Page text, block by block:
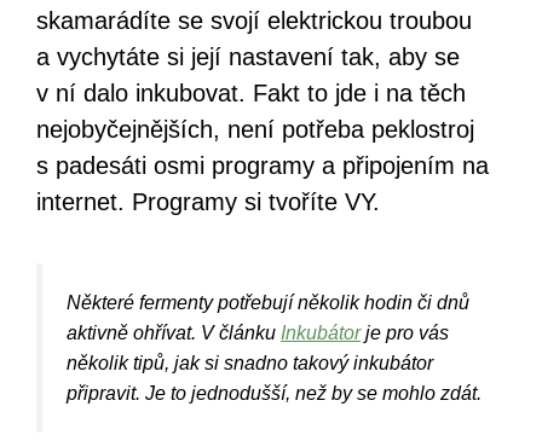
skamarádíte se svojí elektrickou troubou
a vychytáte si její nastavení tak, aby se
v ní dalo inkubovat. Fakt to jde i na těch
nejobyčejnějších, není potřeba peklostroj
s padesáti osmi programy a připojením na
internet. Programy si tvoříte VY.
Některé fermenty potřebují několik hodin či dnů
aktivně ohřívat. V článku Inkubátorje pro vás
několik tipů, jak si snadno takový inkubátor
připravit. Je to jednodušší, než by se mohlo zdát.